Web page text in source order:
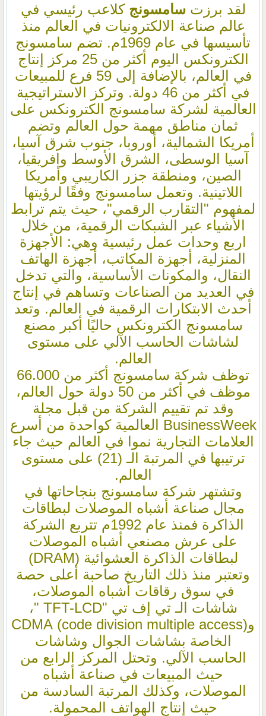
لقد برزتسامسونج كلاعب رئيسي في
عالم صناعة الالكترونيات في العالم منذ
تأسيسها في عام 1969م. تضم سامسونج
الكترونكس اليوم أكثر من 25 مركز إنتاج
في العالم، بالإضافة إلى 59 فرع للمبيعات
في أكثر من 46 دولة. وتركز الاستراتيجية
العالمية لشركة سامسونج الكترونكس على
ثمان مناطق مهمة حول العالم وتضم
أمريكا الشمالية، أوروبا، جنوب شرق آسيا،
آسيا الوسطى، الشرق الأوسط وافريقيا،
الصين، ومنطقة جزر الكاريبي وأمريكا
اللاتينية. وتعمل سامسونج وفقًا لرؤيتها
لمفهوم "التقارب الرقمي"، حيث يتم ترابط
الأشياء عبر الشبكات الرقمية، من خلال
اربع وحدات عمل رئيسية وهي: الأجهزة
المنزلية، أجهزة المكاتب، أجهزة الهاتف
النقال، والمكونات الأساسية، والتي تدخل
في العديد من الصناعات وتساهم في إنتاج
أحدث الابتكارات الرقمية في العالم. وتعد
سامسونج الكترونكس حاليًا أكبر مصنع
لشاشات الحاسب الآلي على مستوى
العالم.
توظف شركة سامسونج أكثر من 66.000
موظف في أكثر من 50 دولة حول العالم،
وقد تم تقييم الشركة من قبل مجلة
BusinessWeek العالمية كواحدة من أسرع
العلامات التجارية نموا في العالم حيث جاء
ترتيبها في المرتبة الـ (21) على مستوى
العالم.
وتشتهر شركة سامسونج بنجاحاتها في
مجال صناعة أشباه الموصلات لبطاقات
الذاكرة فمنذ عام 1992م تتربع الشركة
على عرش مصنعي أشباه الموصلات
لبطاقات الذاكرة العشوائية (DRAM)
وتعتبر منذ ذلك التاريخ صاحبة أعلى حصة
في سوق رقاقات أشباه الموصلات،
شاشات الـ تي إف تي "TFT-LCD "،
و(code division multiple access) CDMA
الخاصة بشاشات الجوال وشاشات
الحاسب الآلي. وتحتل المركز الرابع من
حيث المبيعات في صناعة أشباه
الموصلات، وكذلك المرتبة السادسة من
حيث إنتاج الهواتف المحمولة.